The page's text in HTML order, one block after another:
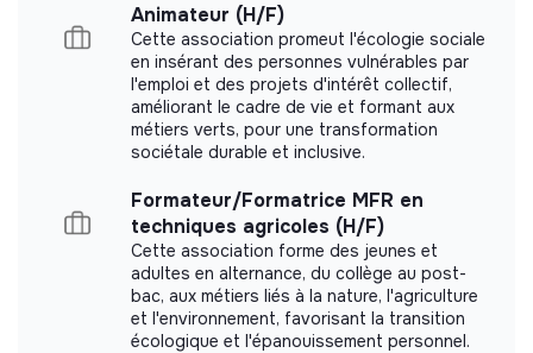
Animateur (H/F)
Cette association promeut l'écologie sociale
en insérant des personnes vulnérables par
l'emploi et des projets d'intérêt collectif,
améliorant le cadre de vie et formant aux
métiers verts, pour une transformation
sociétale durable et inclusive.
Formateur/Formatrice MFR en
techniques agricoles (H/F)
Cette association forme des jeunes et
adultes en alternance, du collège au post-
bac, aux métiers liés à la nature, l'agriculture
et l'environnement, favorisant la transition
écologique et l'épanouissement personnel.